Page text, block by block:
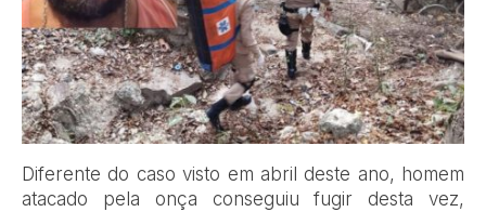
Diferente do caso visto em abril deste ano, homem
atacado pela onça conseguiu fugir desta vez,